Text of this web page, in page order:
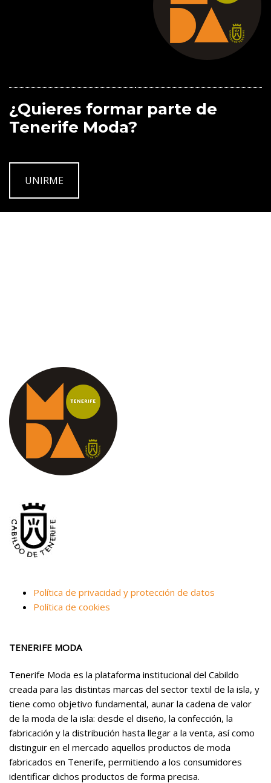
¿Quieres formar parte de
Tenerife Moda?
UNIRME
Política de privacidad y protección de datos
Política de cookies
TENERIFE MODA
Tenerife Moda es la plataforma institucional del Cabildo
creada para las distintas marcas del sector textil de la isla, y
tiene como objetivo fundamental, aunar la cadena de valor
de la moda de la isla: desde el diseño, la confección, la
fabricación y la distribución hasta llegar a la venta, así como
distinguir en el mercado aquellos productos de moda
fabricados en Tenerife, permitiendo a los consumidores
identificar dichos productos de forma precisa.